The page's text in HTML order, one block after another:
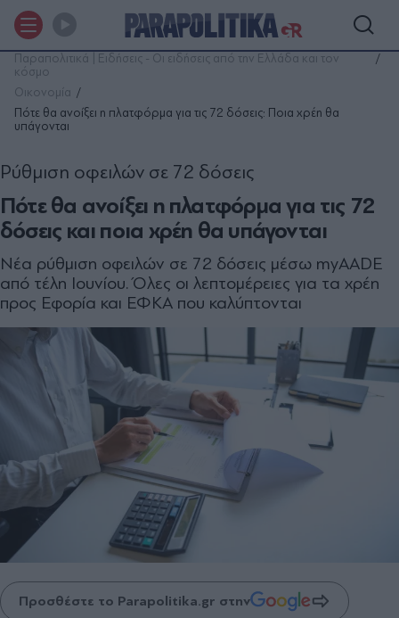
Παραπολιτικά | Ειδήσεις - Οι ειδήσεις από την Ελλάδα και τον
κόσμο
Οικονομία
Πότε θα ανοίξει η πλατφόρμα για τις 72 δόσεις: Ποια χρέη θα
υπάγονται
Πότε θα ανοίξει η πλατφόρμα για τις 72
δόσεις και ποια χρέη θα υπάγονται
Ρύθμιση οφειλών σε 72 δόσεις
Νέα ρύθμιση οφειλών σε 72 δόσεις μέσω myAADE
από τέλη Ιουνίου. Όλες οι λεπτομέρειες για τα χρέη
προς Εφορία και ΕΦΚΑ που καλύπτονται
Προσθέστε το Parapolitika.gr στην